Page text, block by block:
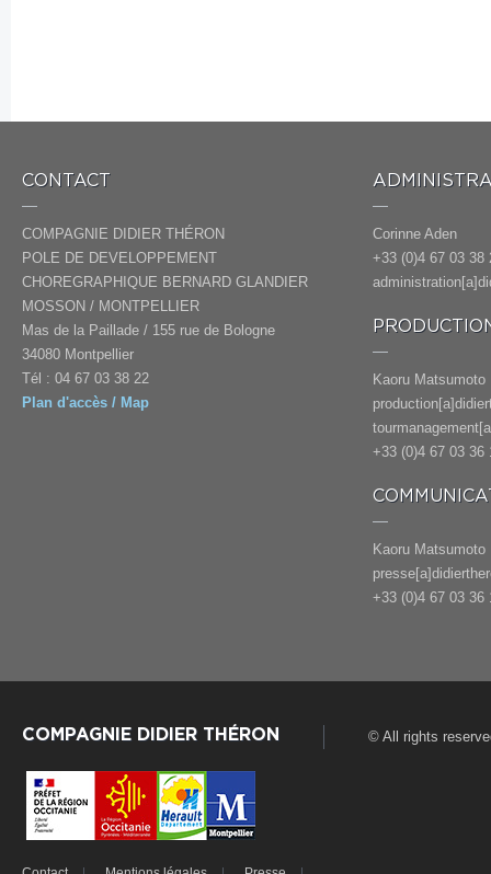
CONTACT
COMPAGNIE DIDIER THÉRON
POLE DE DEVELOPPEMENT
CHOREGRAPHIQUE BERNARD GLANDIER
MOSSON / MONTPELLIER
Mas de la Paillade / 155 rue de Bologne
34080 Montpellier
Tél : 04 67 03 38 22
Plan d'accès / Map
Corinne Aden
+33 (0)4 67 03 38
Kaoru Matsumoto
+33 (0)4 67 03 36
Kaoru Matsumoto
+33 (0)4 67 03 36
COMPAGNIE DIDIER THÉRON © All rights